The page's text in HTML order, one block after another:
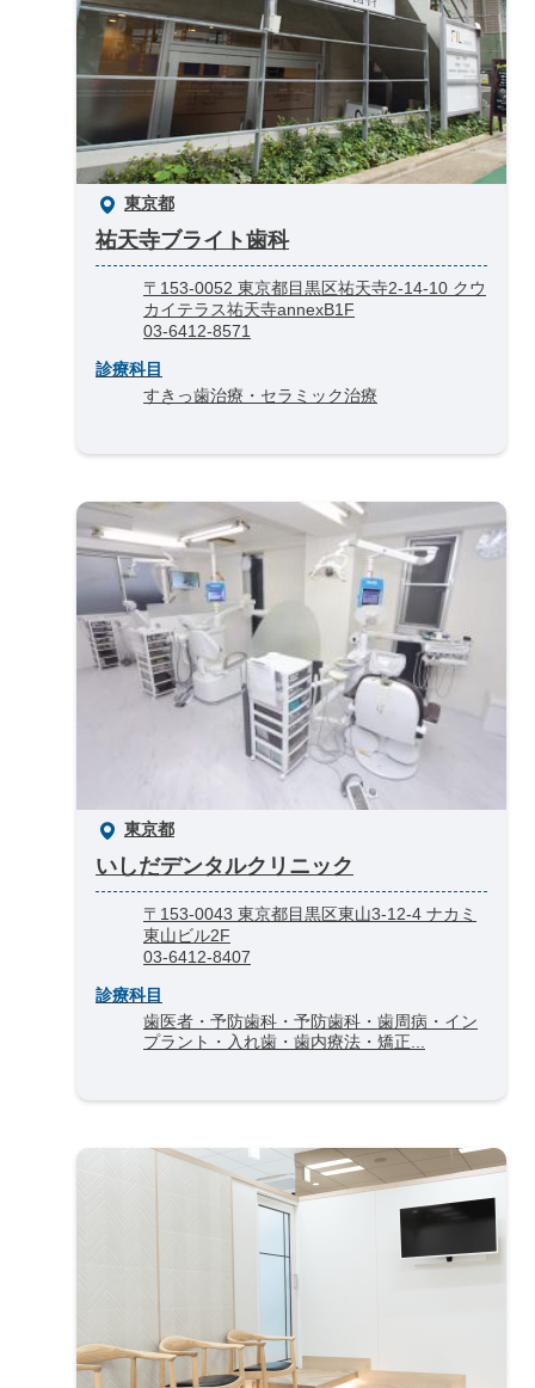
東京都
祐天寺ブライト歯科
〒153-0052 東京都目黒区祐天寺2-14-10 クウ
カイテラス祐天寺annexB1F
03-6412-8571
診療科目
すきっ歯治療・セラミック治療
東京都
いしだデンタルクリニック
〒153-0043 東京都目黒区東山3-12-4 ナカミ
東山ビル2F
03-6412-8407
診療科目
歯医者・予防歯科・予防歯科・歯周病・イン
プラント・入れ歯・歯内療法・矯正...